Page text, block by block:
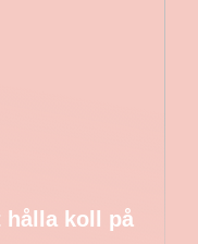
hålla koll på